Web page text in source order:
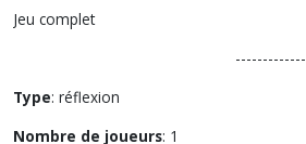
Jeu complet
Type: réflexion
Nombre de joueurs: 1